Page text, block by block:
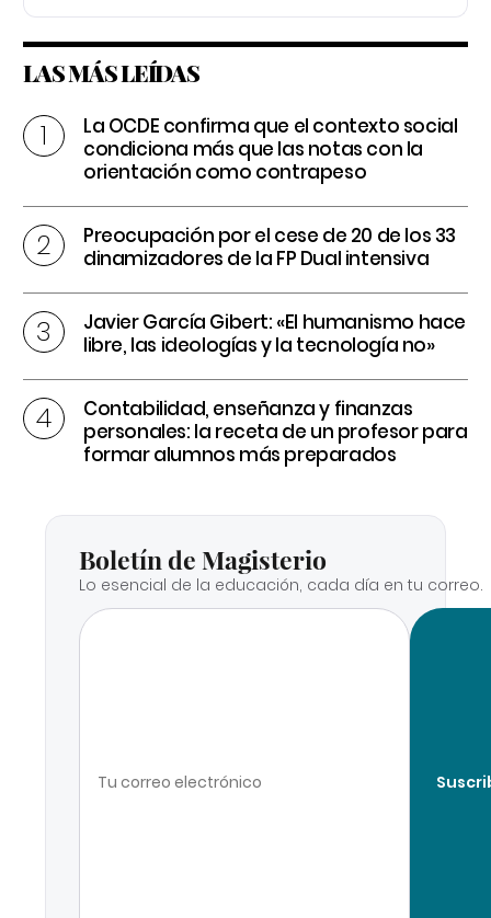
LAS MÁS LEÍDAS
La OCDE confirma que el contexto social
condiciona más que las notas con la
orientación como contrapeso
Preocupación por el cese de 20 de los 33
dinamizadores de la FP Dual intensiva
Javier García Gibert: «El humanismo hace
libre, las ideologías y la tecnología no»
Contabilidad, enseñanza y finanzas
personales: la receta de un profesor para
formar alumnos más preparados
Boletín de Magisterio
Lo esencial de la educación, cada día en tu correo.